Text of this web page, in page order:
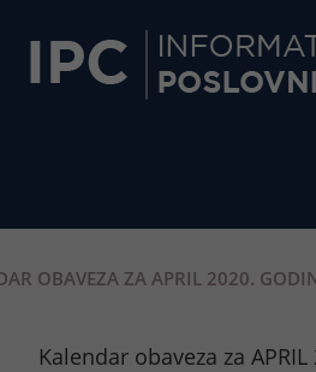
OBAVEZA ZA APRIL 2020.
Kalendar obaveza za